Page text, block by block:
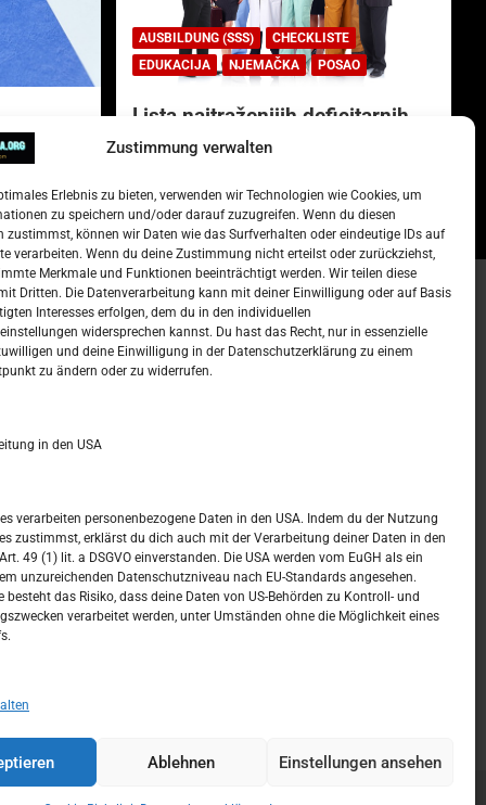
Zustimmung verwalten
Erlebnis zu bieten, verwenden wir Technologien wie Cookies, um
zu speichern und/oder darauf zuzugreifen. Wenn du diesen
zustimmst, können wir Daten wie das Surfverhalten oder eindeutige IDs auf
verarbeiten. Wenn du deine Zustimmung nicht erteilst oder zurückziehst,
Merkmale und Funktionen beeinträchtigt werden. Wir teilen diese
Dritten. Die Datenverarbeitung kann mit deiner Einwilligung oder auf Basis
Interesses erfolgen, dem du in den individuellen
widersprechen kannst. Du hast das Recht, nur in essenzielle
und deine Einwilligung in der Datenschutzerklärung zu einem
zu ändern oder zu widerrufen.
in den USA
verarbeiten personenbezogene Daten in den USA. Indem du der Nutzung
zustimmst, erklärst du dich auch mit der Verarbeitung deiner Daten in den
49 (1) lit. a DSGVO einverstanden. Die USA werden vom EuGH als ein
unzureichenden Datenschutzniveau nach EU-Standards angesehen.
besteht das Risiko, dass deine Daten von US-Behörden zu Kontroll- und
verarbeitet werden, unter Umständen ohne die Möglichkeit eines
Ablehnen Einstellungen ansehen
AUSBILDUNG (SSS)
CHECKLISTE
EDUKACIJA
NJEMAČKA POSAO
Lista najtraženijih deficitarnih
zanimanja u Njemačkoj.
–
Kalendar
10 11 12 13 14 15 16
17 18 19 20 21 22
24 25 26 27 28 29 30